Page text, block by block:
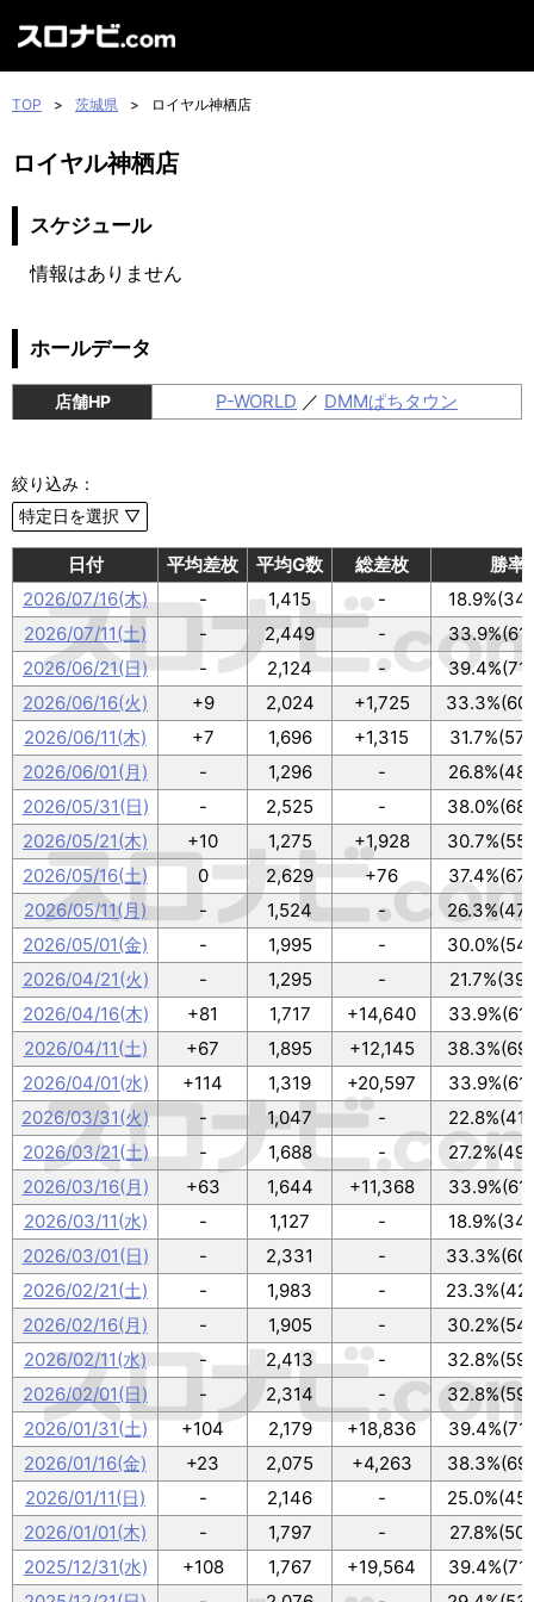
TOP > 茨城県 > ロイヤル神栖店
ロイヤル神栖店
スケジュール
情報はありません
ホールデータ
店舗HP P-WORLD ／ DMMぱちタウン
絞り込み：
日付 平均差枚 平均G数 総差枚
勝率
2026/07/16(木)
- 1,415 -
2026/07/11(土)
- 2,449 -
2026/06/21(日)
- 2,124 -
2026/06/16(火)
+9 2,024 +1,725
2026/06/11(木)
+7 1,696 +1,315
2026/06/01(月)
- 1,296 -
2026/05/31(日)
- 2,525 -
2026/05/21(木)
+10 1,275 +1,928
2026/05/16(土)
0 2,629 +76
2026/05/11(月)
- 1,524 -
2026/05/01(金)
- 1,995 -
2026/04/21(火)
- 1,295 -
2026/04/16(木)
+81 1,717 +14,640
2026/04/11(土)
+67 1,895 +12,145
2026/04/01(水)
+114 1,319 +20,597
2026/03/31(火)
- 1,047 -
2026/03/21(土)
- 1,688 -
2026/03/16(月)
+63 1,644 +11,368
2026/03/11(水)
- 1,127 -
2026/03/01(日)
- 2,331 -
2026/02/21(土)
- 1,983 -
2026/02/16(月)
- 1,905 -
2026/02/11(水)
- 2,413 -
2026/02/01(日)
- 2,314 -
2026/01/31(土)
+104 2,179 +18,836
2026/01/16(金)
+23 2,075 +4,263
2026/01/11(日)
- 2,146 -
2026/01/01(木)
- 1,797 -
2025/12/31(水)
+108 1,767 +19,564